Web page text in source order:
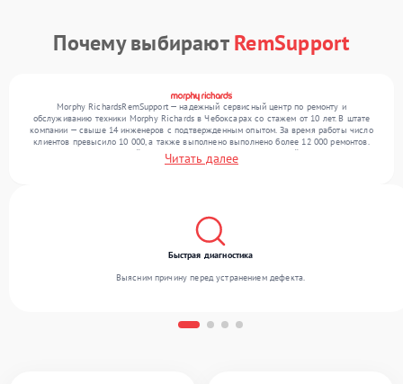
Почему выбираютRemSupport
Morphy RichardsRemSupport — надежный сервисный центр по ремонту и
обслуживанию техники Morphy Richards в Чебоксарах со стажем от 10 лет. В штате
компании — свыше 14 инженеров с подтвержденным опытом. За время работы число
клиентов превысило 10 000, а также выполнено выполнено более 12 000 ремонтов.
Ежемесячно в сервисный центр поступает более 300 обращений, включая , , . Мы
работаем с широким спектром неисправностей и предлагаем стабильный уровень
Читать далее
Быстрая диагностика
Выясним причину перед устранением дефекта.